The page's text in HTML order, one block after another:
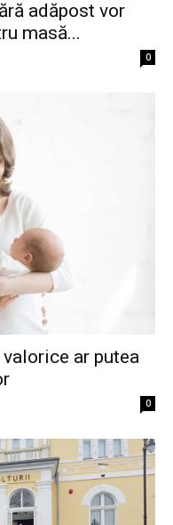
adăpost vor
masă...
0
ar putea
0